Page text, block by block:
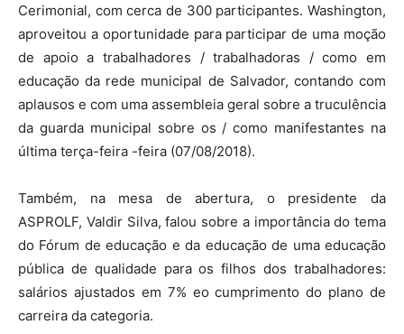
Cerimonial, com cerca de 300 participantes. Washington,
aproveitou a oportunidade para participar de uma moção
de apoio a trabalhadores / trabalhadoras / como em
educação da rede municipal de Salvador, contando com
aplausos e com uma assembleia geral sobre a truculência
da guarda municipal sobre os / como manifestantes na
última terça-feira -feira (07/08/2018).
Também, na mesa de abertura, o presidente da
ASPROLF, Valdir Silva, falou sobre a importância do tema
do Fórum de educação e da educação de uma educação
pública de qualidade para os filhos dos trabalhadores:
salários ajustados em 7% eo cumprimento do plano de
carreira da categoria.